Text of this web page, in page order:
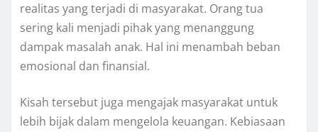
realitas yang terjadi di masyarakat. Orang tua
sering kali menjadi pihak yang menanggung
dampak masalah anak. Hal ini menambah beban
emosional dan finansial.
Kisah tersebut juga mengajak masyarakat untuk
lebih bijak dalam mengelola keuangan. Kebiasaan